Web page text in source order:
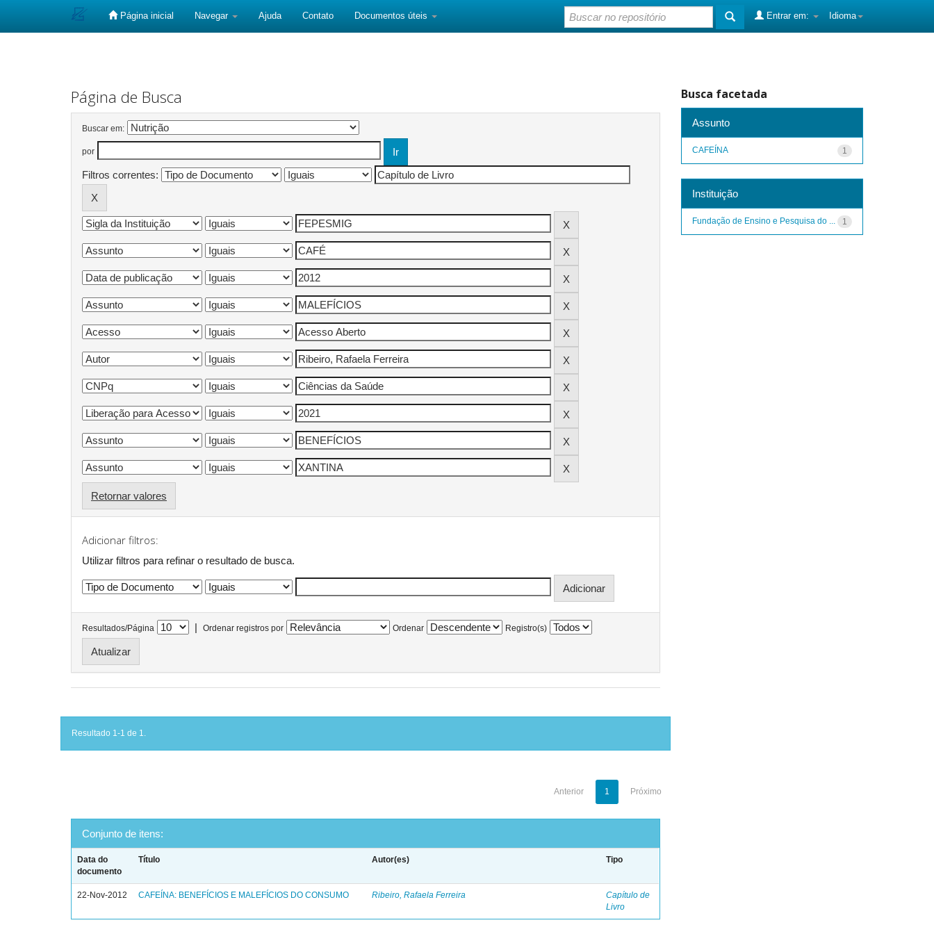
Página inicial Navegar Ajuda Contato Documentos úteis Idioma
Entrar em:
Página de Busca
Buscar em:
por
Filtros correntes:
Retornar valores
Adicionar filtros:
Utilizar filtros para refinar o resultado de busca.
Resultados/Página | Ordenar registros por Ordenar Registro(s)
Resultado 1-1 de 1.
Anterior 1 Próximo
Conjunto de itens:
Data do
documento
Título Autor(es) Tipo
22-Nov-2012 CAFEÍNA: BENEFÍCIOS E MALEFÍCIOS DO CONSUMO Ribeiro, Rafaela Ferreira
Capítulo de
Livro
Busca facetada
Assunto
1
CAFEÍNA
Instituição
1
Fundação de Ensino e Pesquisa do ...